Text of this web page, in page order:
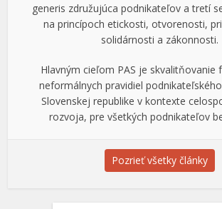
generis združujúca podnikateľov a tretí
na princípoch etickosti, otvorenosti,
solidárnosti a zákonnosti.
Hlavným cieľom PAS je skvalitňovanie
neformálnych pravidiel
Slovenskej republike v kontexte
rozvoja, pre všetkých podnikateľov
Pozrieť všetky články